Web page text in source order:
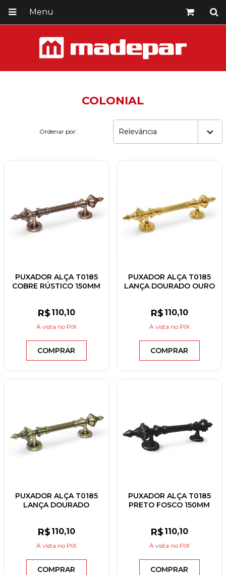
Menu
COLONIAL
Ordenar por: Relevância
PUXADOR ALÇA T0185
COBRE RÚSTICO 150MM
R$ 110,10
À vista no PIX
COMPRAR
PUXADOR ALÇA T0185
LANÇA DOURADO OURO
R$ 110,10
À vista no PIX
COMPRAR
PUXADOR ALÇA T0185
LANÇA DOURADO
R$ 110,10
À vista no PIX
COMPRAR
PUXADOR ALÇA T0185
PRETO FOSCO 150MM
R$ 110,10
À vista no PIX
COMPRAR